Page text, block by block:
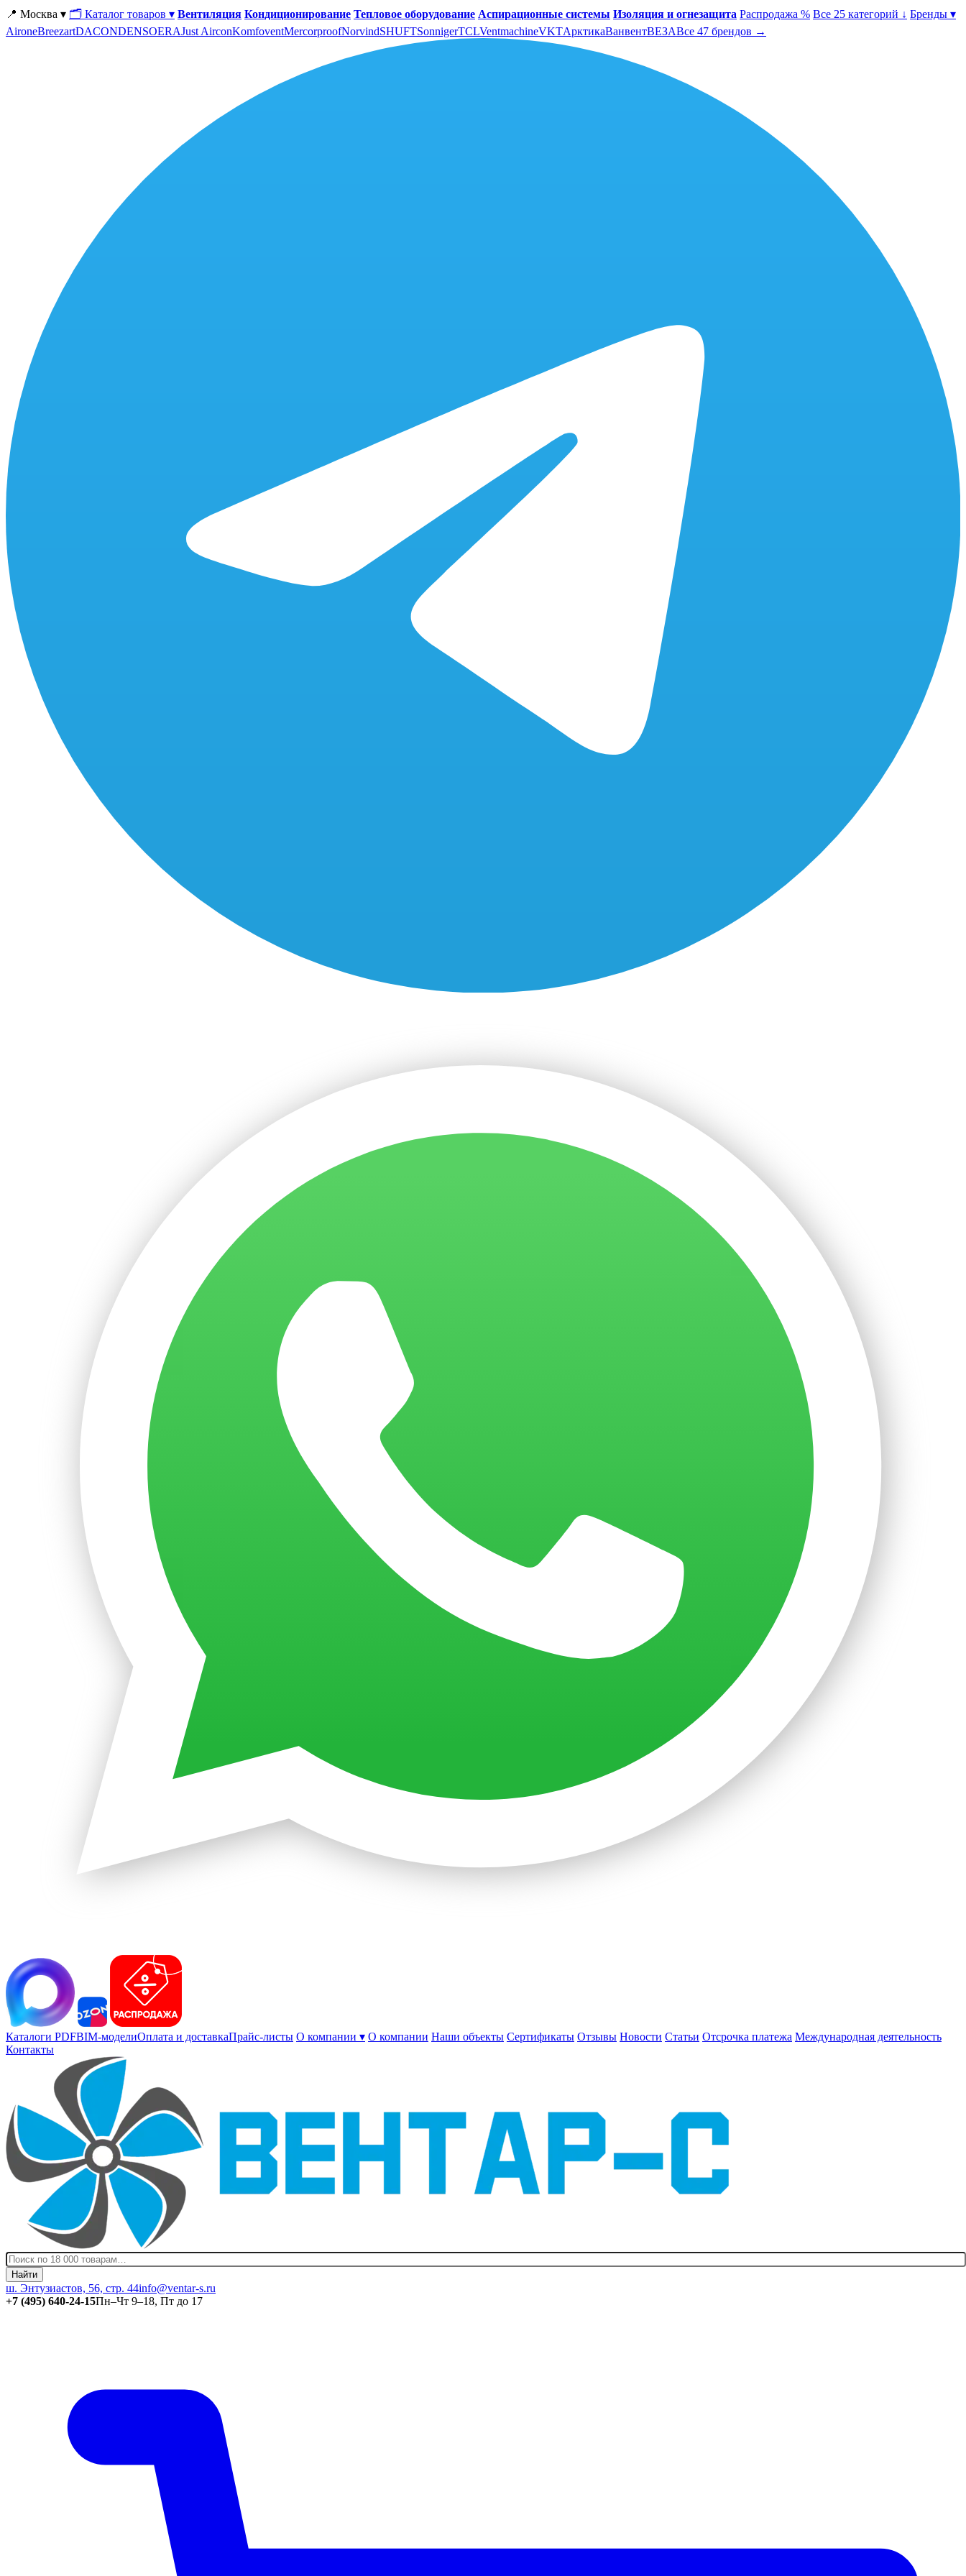
📍 Москва ▾ 🗂 Каталог товаров ▾ Вентиляция Кондиционирование Тепловое оборудование Аспирационные системы Изоляция и огнезащита Распродажа % Все 25 категорий ↓ Бренды ▾
AironeBreezartDACONDENSOERAJust AirconKomfoventMercorproofNorvindSHUFTSonnigerTCLVentmachineVKTАрктикаВанвентВЕЗАВсе 47 брендов →
Каталоги PDFBIM-моделиОплата и доставкаПрайс-листы О компании ▾ О компании Наши объекты Сертификаты Отзывы Новости Статьи Отсрочка платежа Международная деятельность
Контакты
Найти
ш. Энтузиастов, 56, стр. 44info@ventar-s.ru
+7 (495) 640-24-15Пн–Чт 9–18, Пт до 17